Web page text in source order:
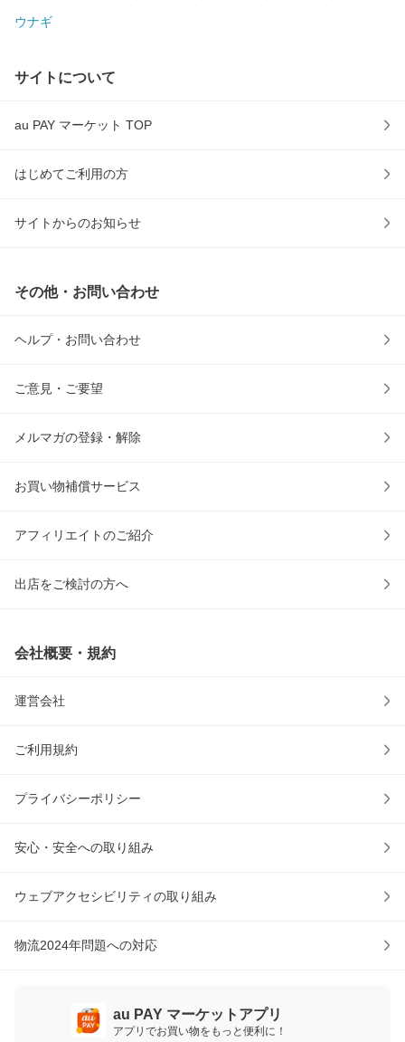
ウナギ
サイトについて
au PAY マーケット TOP
はじめてご利用の方
サイトからのお知らせ
その他・お問い合わせ
ヘルプ・お問い合わせ
ご意見・ご要望
メルマガの登録・解除
お買い物補償サービス
アフィリエイトのご紹介
出店をご検討の方へ
会社概要・規約
運営会社
ご利用規約
プライバシーポリシー
安心・安全への取り組み
ウェブアクセシビリティの取り組み
物流2024年問題への対応
au PAY マーケットアプリ
アプリでお買い物をもっと便利に！